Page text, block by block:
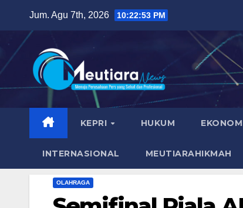
content
Jum. Agu 7th, 2026 10:22:55 PM
KEPRI HUKUM
INTERNASIONAL MEUTIARAHIKMAH
OLAHRAGA